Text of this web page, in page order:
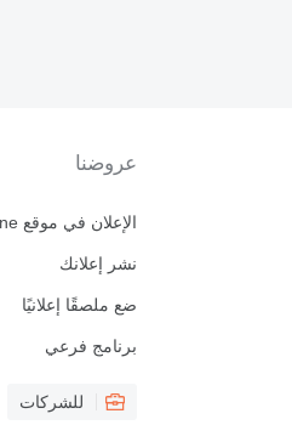
عروضنا
الإعلان في موقع Machineryline.
نشر إعلانك
ضع ملصقًا إعلانيًا
برنامج فرعي
للشركات